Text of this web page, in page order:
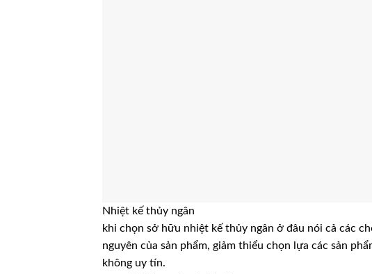
Nhiệt kế thủy ngân
khi chọn sở hữu nhiệt kế thủy ngân ở đâu nói cả các
nguyên của sản phẩm, giảm thiểu chọn lựa các sản
không uy tín.